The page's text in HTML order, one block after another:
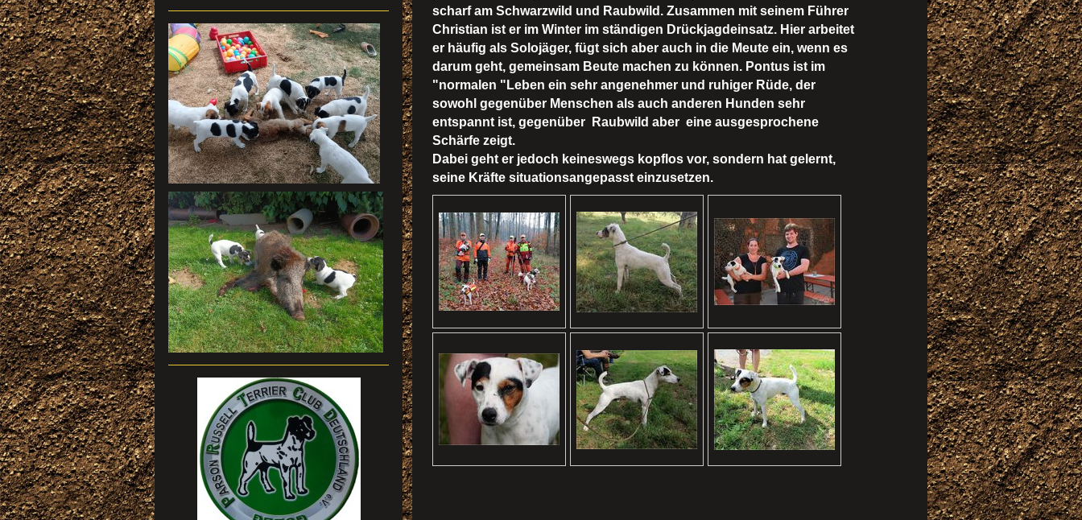
scharf am Schwarzwild und Raubwild. Zusammen mit seinem Führer
Christian ist er im Winter im ständigen Drückjagdeinsatz. Hier arbeitet
er häufig als Solojäger, fügt sich aber auch in die Meute ein, wenn es
darum geht, gemeinsam Beute machen zu können. Pontus ist im
"normalen "Leben ein sehr angenehmer und ruhiger Rüde, der
sowohl gegenüber Menschen als auch anderen Hunden sehr
entspannt ist, gegenüber Raubwild aber eine ausgesprochene
Schärfe zeigt.
Dabei geht er jedoch keineswegs kopflos vor, sondern hat gelernt,
seine Kräfte situationsangepasst einzusetzen.